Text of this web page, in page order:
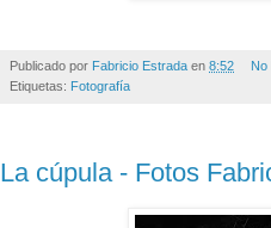
Publicado por Fabricio Estrada en 8:52
No
Etiquetas: Fotografía
La cúpula - Fotos